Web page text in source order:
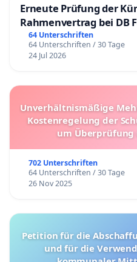
Erneute Prüfung der
Rahmenvertrag bei DB
64 Unterschriften
64 Unterschriften / 30 Tage
24 Jul 2026
Unverhältnismäßige
Kostenregelung der
um
702 Unterschriften
64 Unterschriften / 30 Tage
26 Nov 2025
Petition für die Abschaffung der Tötungsstationen
und für die